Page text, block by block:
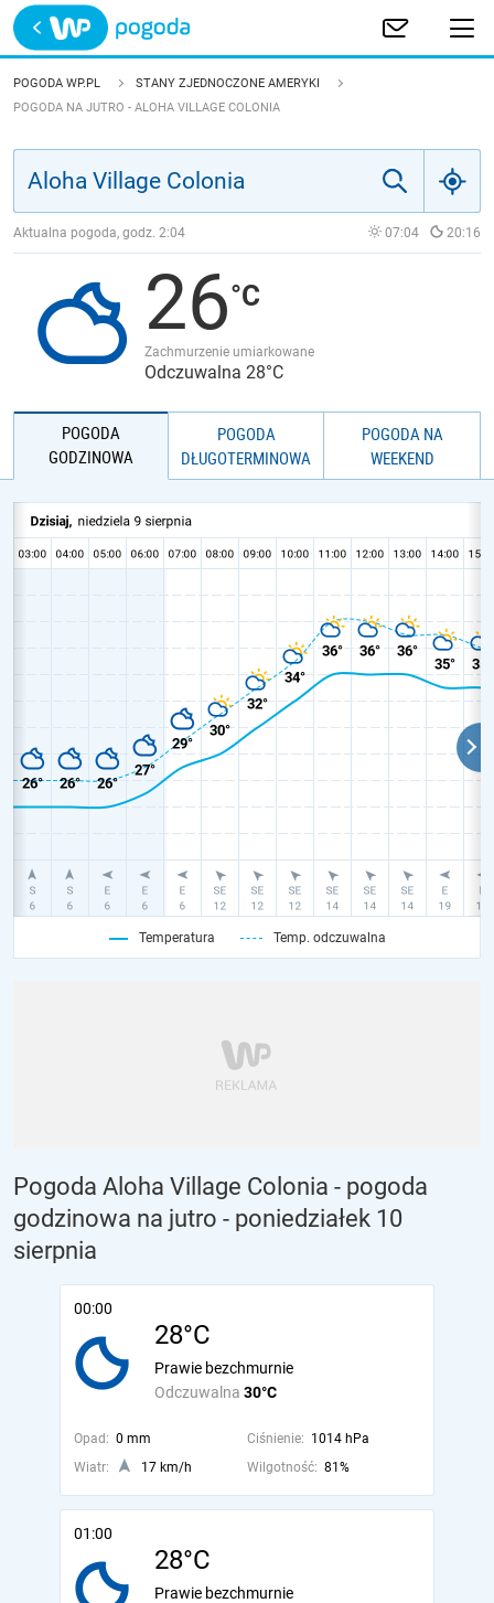
Trwa ładowanie
POLSKA
JAKOŚĆ POWIETRZA
POGODA WP.PL
STANY ZJEDNOCZONE AMERYKI
POGODA NA JUTRO - ALOHA VILLAGE COLONIA
Aktualna pogoda, godz. 2:04 07:04 20:16
26
Zachmurzenie umiarkowane
Odczuwalna 28°C
POGODA
GODZINOWA
POGODA
DŁUGOTERMINOWA
POGODA NA
WEEKEND
Temperatura Temp. odczuwalna
Pogoda Aloha Village Colonia - pogoda
godzinowa na jutro - poniedziałek 10
sierpnia
00:00
28°C
Odczuwalna 30°C
Prawie bezchmurnie
Opad: 0 mm Ciśnienie: 1014 hPa
Wiatr:
17 km/h Wilgotność: 81%
01:00
28°C
Prawie bezchmurnie